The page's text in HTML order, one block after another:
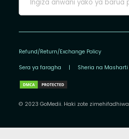
Refund/Return/Exchange Policy
Sera ya faragha | Sheria na Masharti
© 2023 GoMedii. Haki zote zimehifadhiwa